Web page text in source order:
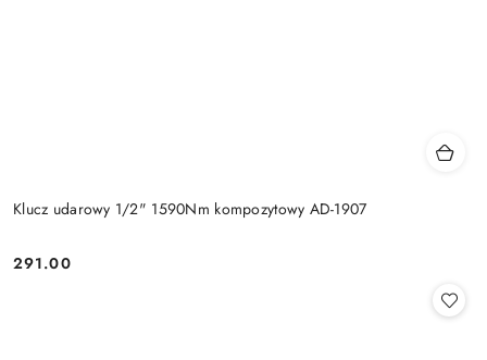
Klucz udarowy 1/2" 1590Nm kompozytowy AD-1907
Cena:
291.00